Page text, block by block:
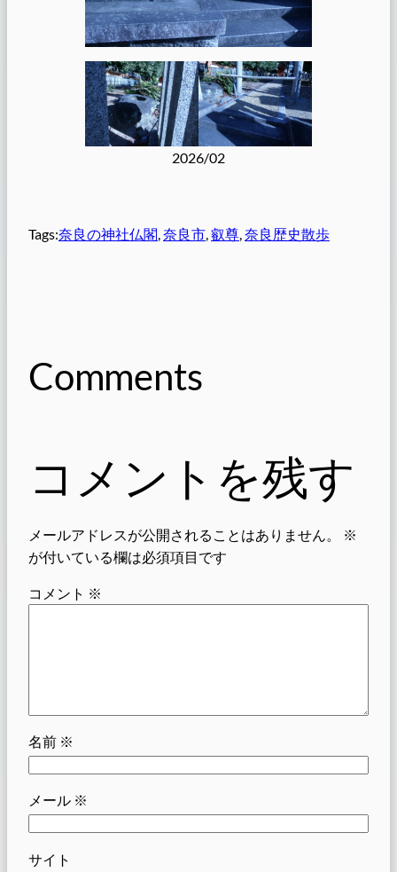
2026/02
Tags:奈良の神社仏閣, 奈良市, 叡尊, 奈良歴史散歩
Comments
コメントを残す
メールアドレスが公開されることはありません。
※
が付いている欄は必須項目です
コメント ※
名前 ※
メール ※
サイト